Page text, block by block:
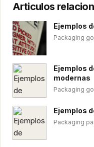
Articulos
Ejemplos
Packaging
Ejemplos
modernas
Packaging
Ejemplos
Packaging